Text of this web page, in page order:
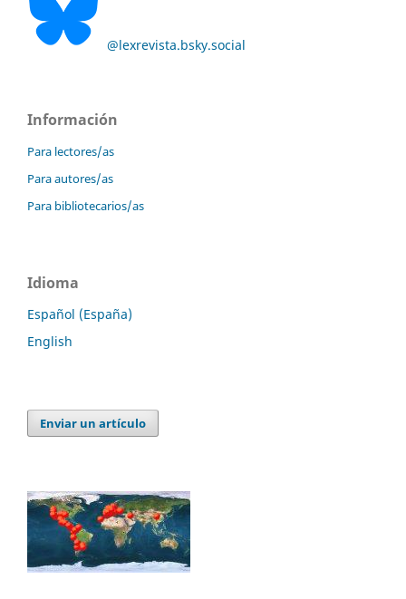
@lexrevista.bsky.social
Información
Para lectores/as
Para autores/as
Para bibliotecarios/as
Idioma
Español (España)
English
Enviar un artículo